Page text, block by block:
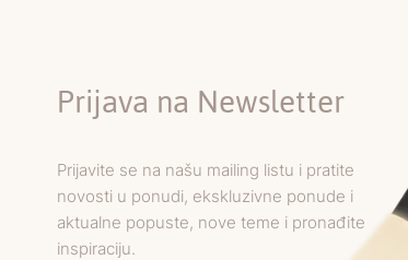
Prijava na Newsletter
Prijavite se na našu mailing listu i pratite
novosti u ponudi, ekskluzivne ponude i
aktualne popuste, nove teme i pronađite
inspiraciju.